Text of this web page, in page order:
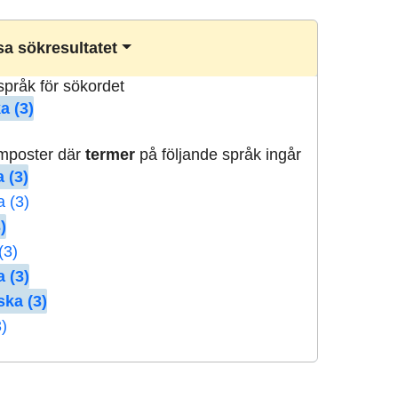
sökresultatet
för sökordet
(3)
därtermer på följande språk ingår
(3)
(3)
(3)
(3)